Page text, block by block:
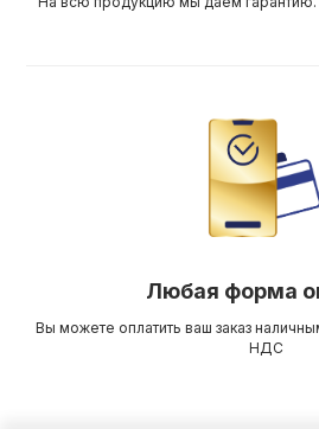
Любая форма
Вы можете оплатить ваш заказ
НДС